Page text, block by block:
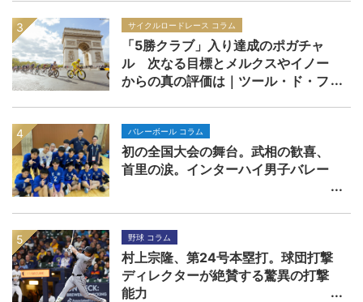
サイクルロードレース コラム
「5勝クラブ」入り達成のポガチャ
ル 次なる目標とメルクスやイノー
からの真の評価は｜ツール・ド・フ
バレーボール コラム
初の全国大会の舞台。武相の歓喜、
首里の涙。インターハイ男子バレー
野球 コラム
村上宗隆、第24号本塁打。球団打撃
ディレクターが絶賛する驚異の打撃
能力